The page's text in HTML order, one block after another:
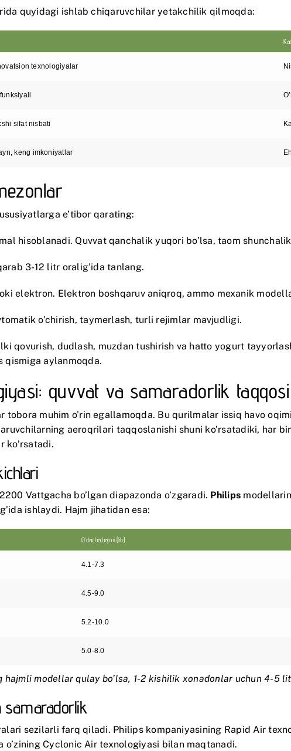
quyidagi ishlab chiqaruvchilar yetakchilik qilmoqda:
texnologiyalar
sifat nisbati
keng imkoniyatlar
e’tibor qarating:
hisoblanadi. Quvvat qanchalik yuqori bo’lsa, taom
3-12 litr oralig’ida tanlang.
elektron. Elektron boshqaruv aniqroq, ammo mexanik
o’chirish, taymerlash, turli rejimlar mavjudligi.
qovurish, dudlash, muzdan tushirish va hatto yogurt
qismiga aylanmoqda.
quvvat va samaradorlik taqqosi
tobora muhim o’rin egallamoqda. Bu qurilmalar issiq havo
aeroqrilari taqqoslanishi shuni ko’rsatadiki, har
ko’rsatadi.
Vattgacha bo’lgan diapazonda o’zgaradi. Philips
ishlaydi. Hajm jihatidan esa:
O’rtacha hajmi (litr)
4.1-7.3
4.5-9.0
5.2-10.0
5.0-8.0
modellar qulay bo’lsa, 1-2 kishilik xonadonlar uchun 4-5
samaradorlik
sezilarli farq qiladi. Philipskompaniyasining Rapid Air
o’zining Cyclonic Air texnologiyasi bilan maqtanadi.